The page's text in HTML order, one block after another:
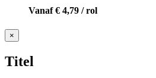
Vanaf € 4,79 / rol
Close
product
view
×
Titel